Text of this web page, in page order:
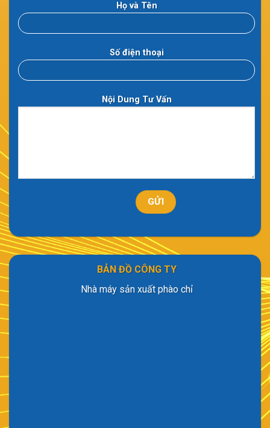
Họ và Tên
Số điện thoại
Nội Dung Tư Vấn
BẢN ĐỒ CÔNG TY
Nhà máy sản xuất phào chỉ